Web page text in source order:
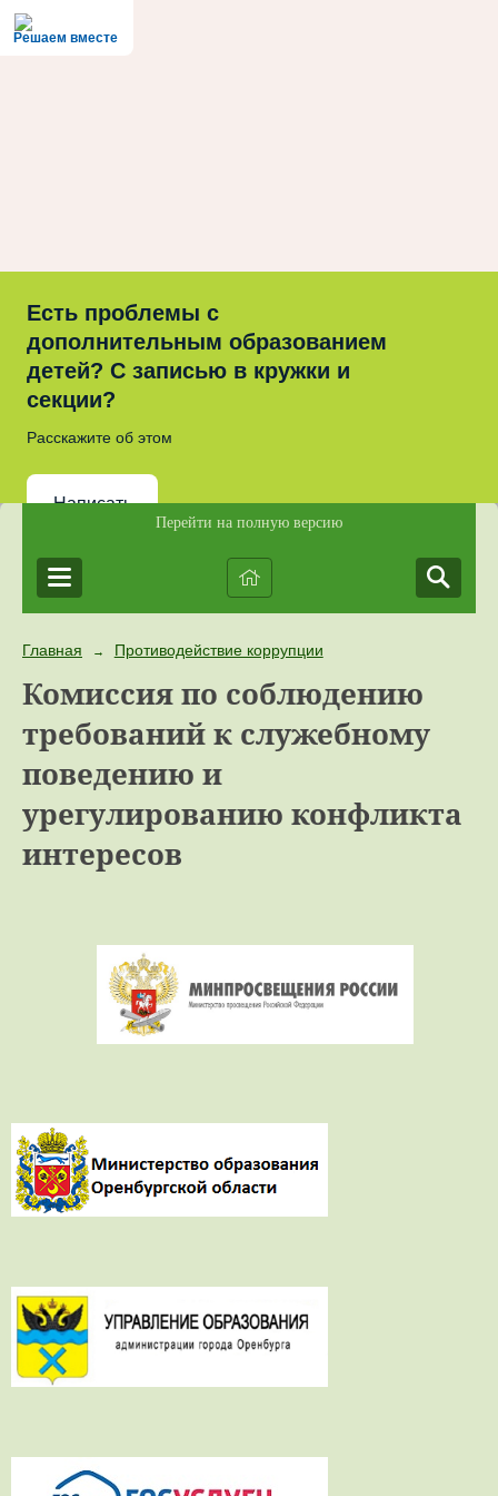
Решаем вместе
Есть проблемы с
дополнительным образованием
детей? С записью в кружки и
секции?
Расскажите об этом
Написать
Перейти на полную версию
Главная → Противодействие коррупции
Комиссия по соблюдению
требований к служебному
поведению и
урегулированию конфликта
интересов